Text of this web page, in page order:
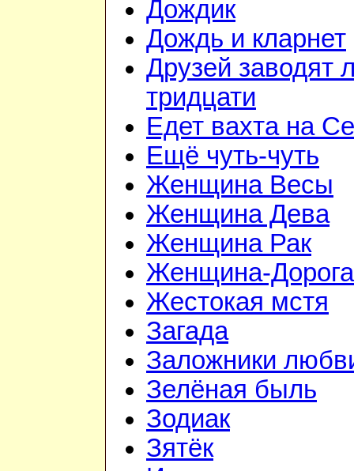
Дождик
Дождь и кларнет
Друзей заводят
тридцати
Едет вахта на
Ещё чуть-чуть
Женщина Весы
Женщина Дева
Женщина Рак
Женщина-Дорога
Жестокая мстя
Загада
Заложники
Зелёная быль
Зодиак
Зятёк